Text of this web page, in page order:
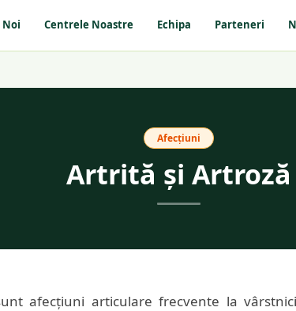
Noi Centrele Noastre Echipa Parteneri
Afecțiuni
Artrită și Artroză
afecțiuni articulare frecvente la